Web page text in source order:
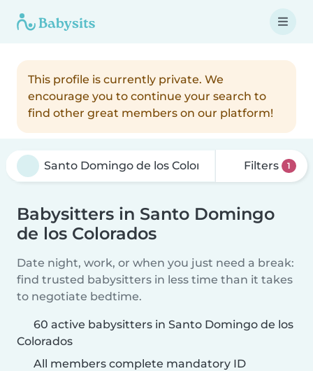
This profile is currently private. We
encourage you to continue your search to
find other great members on our platform!
Filters 1
Babysitters in Santo Domingo
de los Colorados
Date night, work, or when you just need a break:
find trusted babysitters in less time than it takes
to negotiate bedtime.
60 active babysitters in Santo Domingo de los
Colorados
All members complete mandatory ID